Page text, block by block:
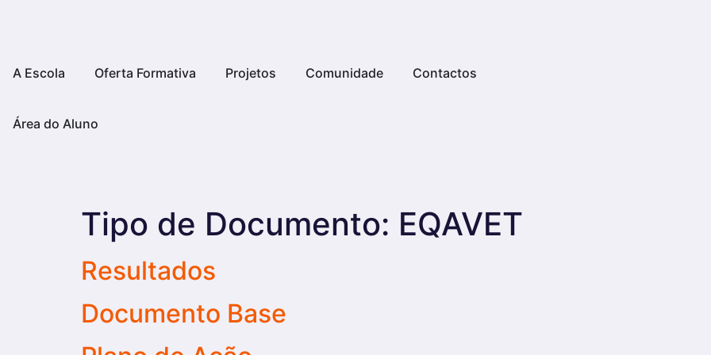
A Escola Oferta Formativa Projetos Comunidade Contactos
Área do Aluno
Tipo de Documento: EQAVET
Resultados
Documento Base